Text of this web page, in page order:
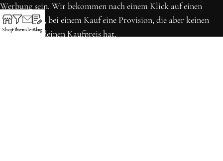
Werbung sein. Wir bekommen nach einem Klick auf einen
solchen Link, bei einem Kauf eine Provision, die aber keinen
Einfluss auf deinen Kaufpreis hat.
ShopFilter
Newsletter
Blog